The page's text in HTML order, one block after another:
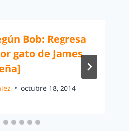
Bob: Regresa
gato de James
octubre 18, 2014